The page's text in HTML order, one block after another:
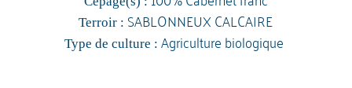
Terroir : SABLONNEUX CALCAIRE
Type de culture : Agriculture biologique